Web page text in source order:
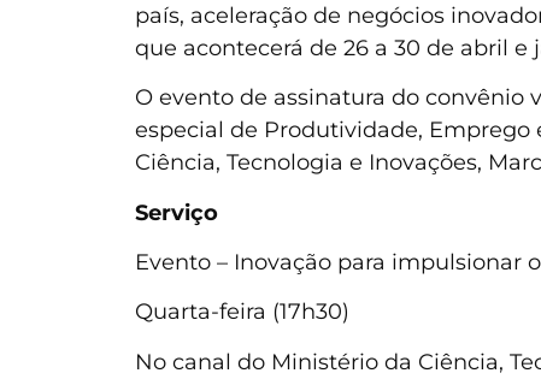
país, aceleração de negócios
que acontecerá de 26 a 30 de abril
O evento de assinatura do convênio
especial de Produtividade,
Ciência, Tecnologia e Inovações,
Serviço
Evento – Inovação para impulsionar
Quarta-feira (17h30)
No canal do Ministério da Ciência,